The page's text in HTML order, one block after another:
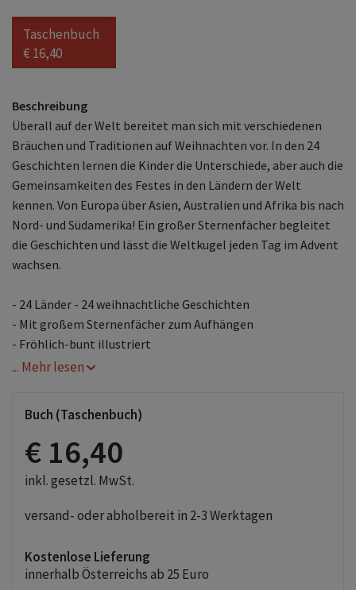
Taschenbuch
€ 16,40
Beschreibung
Überall auf der Welt bereitet man sich mit verschiedenen
Bräuchen und Traditionen auf Weihnachten vor. In den 24
Geschichten lernen die Kinder die Unterschiede, aber auch die
Gemeinsamkeiten des Festes in den Ländern der Welt
kennen. Von Europa über Asien, Australien und Afrika bis nach
Nord- und Südamerika! Ein großer Sternenfächer begleitet
die Geschichten und lässt die Weltkugel jeden Tag im Advent
wachsen.
- 24 Länder - 24 weihnachtliche Geschichten
- Mit großem Sternenfächer zum Aufhängen
- Fröhlich-bunt illustriert
... Mehr lesen
Buch (Taschenbuch)
€ 16,40
inkl. gesetzl. MwSt.
versand- oder abholbereit in 2-3 Werktagen
Kostenlose Lieferung
innerhalb Österreichs ab 25 Euro